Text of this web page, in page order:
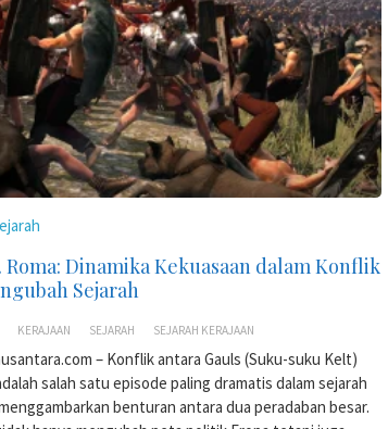
Roma: Dinamika Kekuasaan dalam Konflik
Sejarah
KERAJAAN SEJARAH SEJARAH KERAJAAN
– Konflik antara Gauls (Suku-suku Kelt)
salah satu episode paling dramatis dalam sejarah
benturan antara dua peradaban besar.